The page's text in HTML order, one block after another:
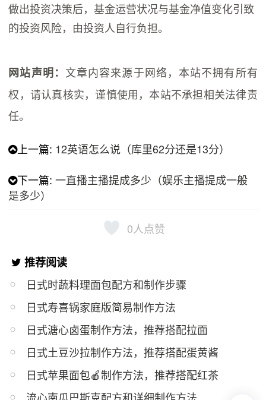
做出投资决策后，基金运营状况与基金净值变化引致
的投资风险，由投资人自行负担。
网站声明： 文章内容来源于网络，本站不拥有所有
权，请认真核实，谨慎使用，本站不承担相关法律责
任。
上一篇: 12英语怎么说（库里62分还是13分）
下一篇:一直播主播提成多少（娱乐主播提成一般
是多少）
0人点赞
推荐阅读
日式时蔬料理面包配方和制作步骤
日式寿喜锅家庭版简易制作方法
日式溏心卤蛋制作方法，推荐搭配拉面
日式土豆沙拉制作方法，推荐搭配蛋黄酱
日式苹果面包🍎制作方法，推荐搭配红茶
流心南瓜巴斯克配方和详细制作方法